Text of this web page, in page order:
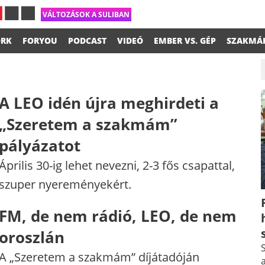
VÁLTOZÁSOK A SULIBAN
FORYOU PODCAST VIDEÓ EMBER VS. GÉP
LEO idén újra meghirdeti a
a szakmám”
30-ig lehet nevezni, 2-3 fős csapattal,
nyereményekért.
de nem rádió, LEO, de nem
„Szeretem a szakmám” díjátadóján